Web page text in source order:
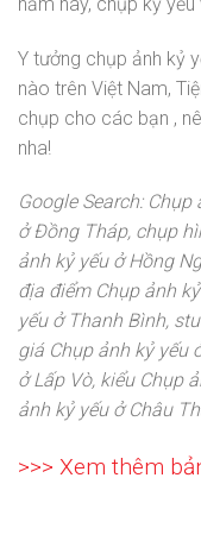
Y tưởng chụp ảnh kỷ
nào trên Việt Nam,
chụp cho các bạn ,
nha!
Google Search:
ở Đồng Tháp, chụp
ảnh kỷ yếu ở Hồng
địa điểm Chụp ảnh
yếu ở Thanh Bình,
giá Chụp ảnh kỷ yếu
ở Lấp Vò, kiểu Chụp
ảnh kỷ yếu ở Châu
>>> Xem thêm